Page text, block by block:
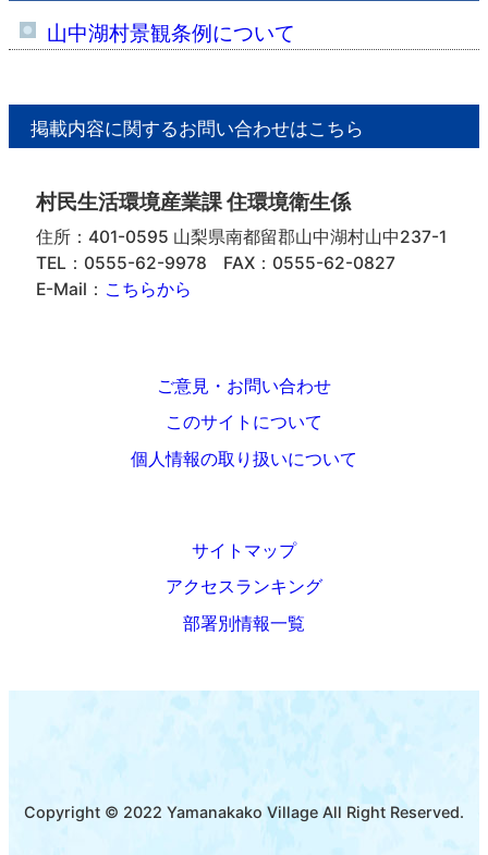
山中湖村景観条例について
掲載内容に関するお問い合わせはこちら
村民生活環境産業課 住環境衛生係
住所：401-0595 山梨県南都留郡山中湖村山中237-1
TEL：0555-62-9978
FAX：0555-62-0827
E-Mail： こちらから
ご意見・お問い合わせ
このサイトについて
個人情報の取り扱いについて
サイトマップ
アクセスランキング
部署別情報一覧
Copyright © 2022 Yamanakako Village All Right Reserved.